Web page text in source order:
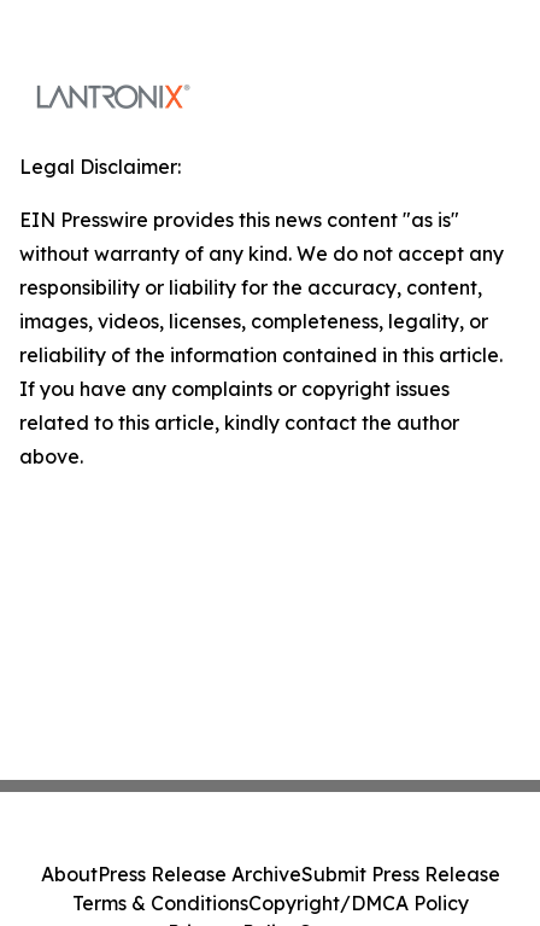
Legal Disclaimer:
EIN Presswire provides this news content "as is"
without warranty of any kind. We do not accept any
responsibility or liability for the accuracy, content,
images, videos, licenses, completeness, legality, or
reliability of the information contained in this article.
If you have any complaints or copyright issues
related to this article, kindly contact the author
above.
AboutPress Release ArchiveSubmit Press Release
Terms & ConditionsCopyright/DMCA Policy